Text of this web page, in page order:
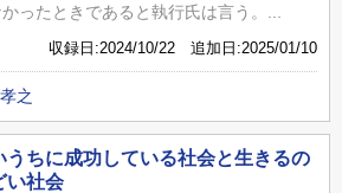
ったときであると執行氏は言う。...
収録日:2024/10/22 追加日:2025/01/10
之
うちに成功している社会と生きるの
い社会